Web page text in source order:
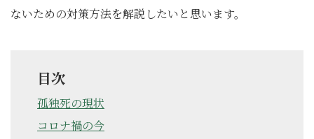
ないための対策方法を解説したいと思います。
目次
孤独死の現状
コロナ禍の今